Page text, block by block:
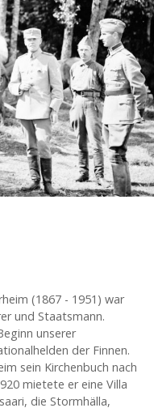
(1867 - 1951) war
und Staatsmann.
unserer
der Finnen.
sein Kirchenbuch nach
mietete er eine Villa
die Stormhälla,